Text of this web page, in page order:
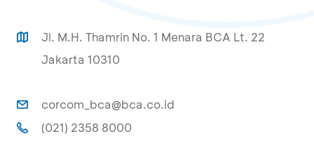
Jl. M.H. Thamrin No. 1 Menara BCA Lt. 22
Jakarta 10310
corcom_bca@bca.co.id
(021) 2358 8000